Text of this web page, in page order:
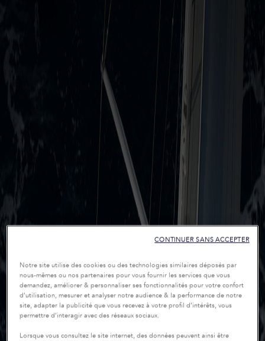
Notre site utilise des cookies ou des technologies similaires déposés par
nous-mêmes ou nos partenaires pour vous fournir les services que vous
demandez, améliorer & personnaliser ses fonctionnalités pour votre confort
d’utilisation, mesurer et analyser notre audience & la performance de notre
site, adapter la publicité que vous recevez à votre profil d’intérêts, vous
permettre d’interagir avec des réseaux sociaux.
Lorsque vous consultez le site internet, des données peuvent ainsi être
CONTINUER SANS ACCEPTER